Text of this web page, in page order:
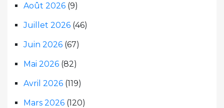
Août 2026 (9)
Juillet 2026 (46)
Juin 2026 (67)
Mai 2026 (82)
Avril 2026 (119)
Mars 2026 (120)